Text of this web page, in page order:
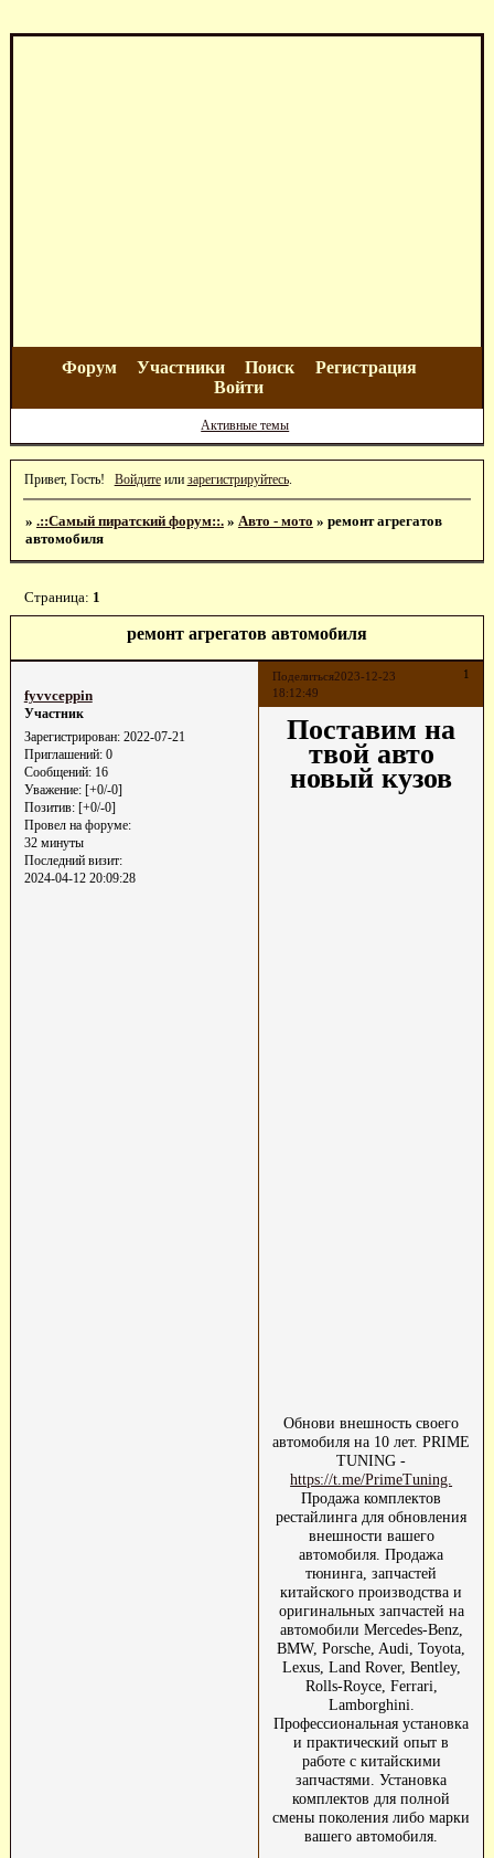
Форум Участники Поиск
Регистрация
Войти
Активные темы
Привет, Гость! Войдитеили зарегистрируйтесь.
» .::Самый пиратский форум::. » Авто - мото » ремонт агрегатов
автомобиля
ремонт агрегатов автомобиля
Страница: 1
Поделиться 1
2023-12-23
18:12:49
fyvvceppin
Участник
Зарегистрирован: 2022-07-21
Приглашений:0
Сообщений:16
Уважение: [+0/-0]
Позитив: [+0/-0]
Провел на форуме:
32 минуты
Последний визит:
2024-04-12 20:09:28
Поставим на
твой авто
новый кузов
Обнови внешность своего
автомобиля на 10 лет. PRIME
TUNING -
https://t.me/PrimeTuning.
Продажа комплектов
рестайлинга для обновления
внешности вашего
автомобиля. Продажа
тюнинга, запчастей
китайского производства и
оригинальных запчастей на
автомобили Mercedes-Benz,
BMW, Porsche, Audi, Toyota,
Lexus, Land Rover, Bentley,
Rolls-Royce, Ferrari,
Lamborghini.
Профессиональная установка
и практический опыт в
работе с китайскими
запчастями. Установка
комплектов для полной
смены поколения либо марки
вашего автомобиля.